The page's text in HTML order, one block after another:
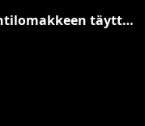
Ohjeistus kommentointilomakkeen täyttöön.pdf